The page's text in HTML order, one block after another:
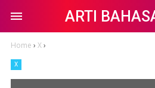
ARTI
Home › X›
X